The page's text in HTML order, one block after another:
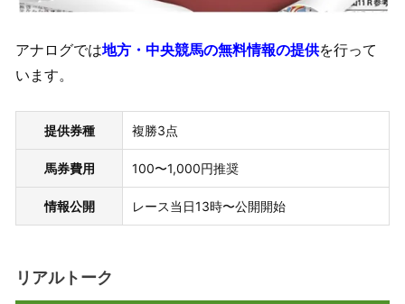
アナログでは地方・中央競馬の無料情報の提供を行って
います。
提供券種 複勝3点
馬券費用 100〜1,000円推奨
情報公開 レース当日13時〜公開開始
リアルトーク